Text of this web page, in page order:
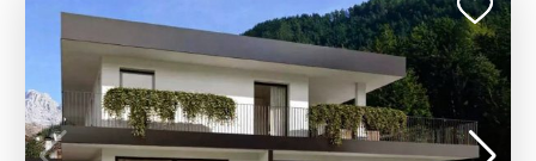
652 300 €